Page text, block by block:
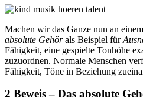
Machen wir das Ganze nun an
absolute Gehörals Beispiel für
Fähigkeit, eine gespielte Tonhöhe
zuzuordnen. Normale Menschen
Fähigkeit, Töne in Beziehung
2 Beweis – Das absolute